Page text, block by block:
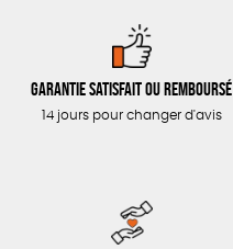
Garantie satisfait ou remboursé
14 jours pour changer d'avis